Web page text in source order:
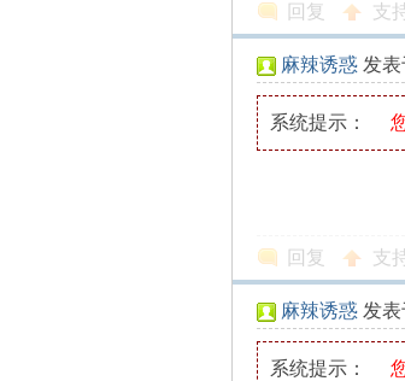
回复 支
麻辣诱惑 发表
系统提示：
回复 支
麻辣诱惑 发表
系统提示：